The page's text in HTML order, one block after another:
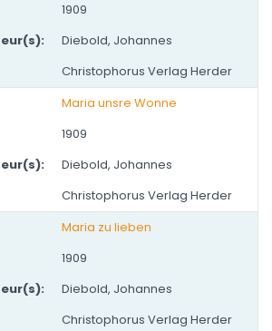
1909
Diebold, Johannes
Christophorus Verlag Herder
Maria unsre Wonne
1909
Diebold, Johannes
Christophorus Verlag Herder
Maria zu lieben
1909
Diebold, Johannes
Christophorus Verlag Herder